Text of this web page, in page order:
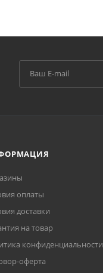
оплаты
доставки
на товар
конфиденциальности
оферта